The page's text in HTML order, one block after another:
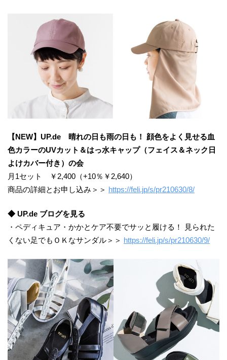
【NEW】UP.de 晴れの日も雨の日も！ 顔色をよく見せる血
色カラーのUVカット＆はっ水キャップ（フェイス＆ネック日
よけカバー付き）の会
月1セット ￥2,400（+10％￥2,640）
商品の詳細とお申し込み＞＞ https://feli.jp/s/pr210630/8/
◆ UP.de ブログを見る
・ペディキュア・かかとケア不要でサッと履ける！ 見られた
くない足でもＯＫなサンダル＞＞ https://feli.jp/s/pr210630/9/